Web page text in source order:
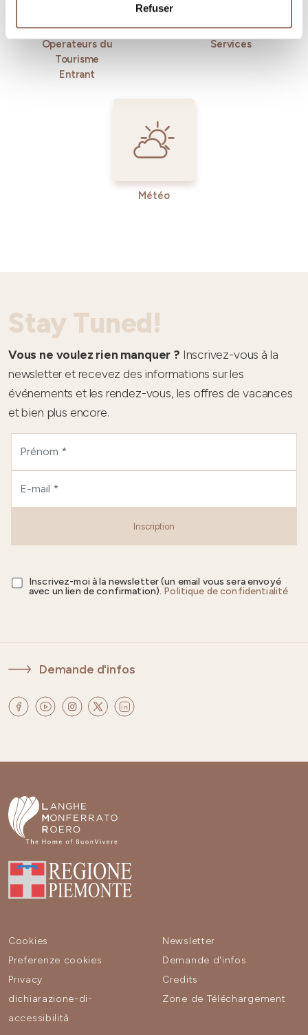
Refuser
Operateurs du
Tourisme
Entrant
Services
Météo
Stay Tuned!
Vous ne voulez rien manquer ? Inscrivez-vous à la
newsletter et recevez des informations sur les
événements et les rendez-vous, les offres de vacances
et bien plus encore.
Inscription
Inscrivez-moi à la newsletter (un email vous sera envoyé
avec un lien de confirmation). Politique de confidentialité
Demande d'infos
Cookies
Preferenze cookies
Privacy
dichiarazione-di-
accessibilità
Newsletter
Demande d'infos
Credits
Zone de Téléchargement